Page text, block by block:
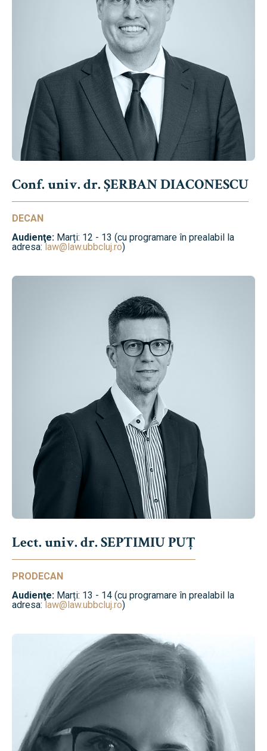
Conf. univ. dr. ȘERBAN DIACONESCU
DECAN
Audienţe: Marți: 12 - 13 (cu programare în prealabil la
adresa:law@law.ubbcluj.ro)
Lect. univ. dr. SEPTIMIU PUȚ
PRODECAN
Audienţe: Marți: 13 - 14 (cu programare în prealabil la
adresa:law@law.ubbcluj.ro)